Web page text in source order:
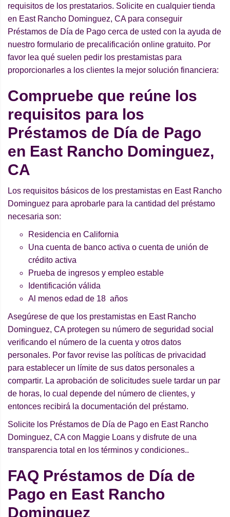
requisitos de los prestatarios. Solicite en cualquier tienda
en East Rancho Dominguez, CA para conseguir
Préstamos de Día de Pago cerca de usted con la ayuda de
nuestro formulario de precalificación online gratuito. Por
favor lea qué suelen pedir los prestamistas para
proporcionarles a los clientes la mejor solución financiera:
Compruebe que reúne los
requisitos para los
Préstamos de Día de Pago
en East Rancho Dominguez,
CA
Los requisitos básicos de los prestamistas en East Rancho
Dominguez para aprobarle para la cantidad del préstamo
necesaria son:
Residencia en California
Una cuenta de banco activa o cuenta de unión de
crédito activa
Prueba de ingresos y empleo estable
Identificación válida
Al menos edad de 18 años
Asegúrese de que los prestamistas en East Rancho
Dominguez, CA protegen su número de seguridad social
verificando el número de la cuenta y otros datos
personales. Por favor revise las políticas de privacidad
para establecer un límite de sus datos personales a
compartir. La aprobación de solicitudes suele tardar un par
de horas, lo cual depende del número de clientes, y
entonces recibirá la documentación del préstamo.
Solicite los Préstamos de Día de Pago en East Rancho
Dominguez, CA con Maggie Loans y disfrute de una
transparencia total en los términos y condiciones..
FAQ Préstamos de Día de
Pago en East Rancho
Dominguez